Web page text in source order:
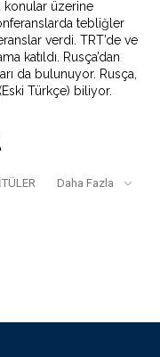
konular üzerine
tebliğler
verdi. TRT’de ve
katıldı. Rusça’dan
da bulunuyor. Rusça,
Türkçe) biliyor.
Daha Fazla